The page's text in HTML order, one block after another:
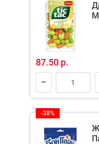
87.50 р.
-38%